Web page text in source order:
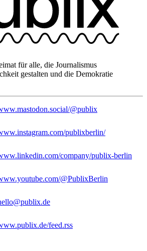
für alle, die Journalismus
gestalten und die Demokratie
@publix
publixberlin/
company/publix-berlin
@PublixBerlin
feed.rss